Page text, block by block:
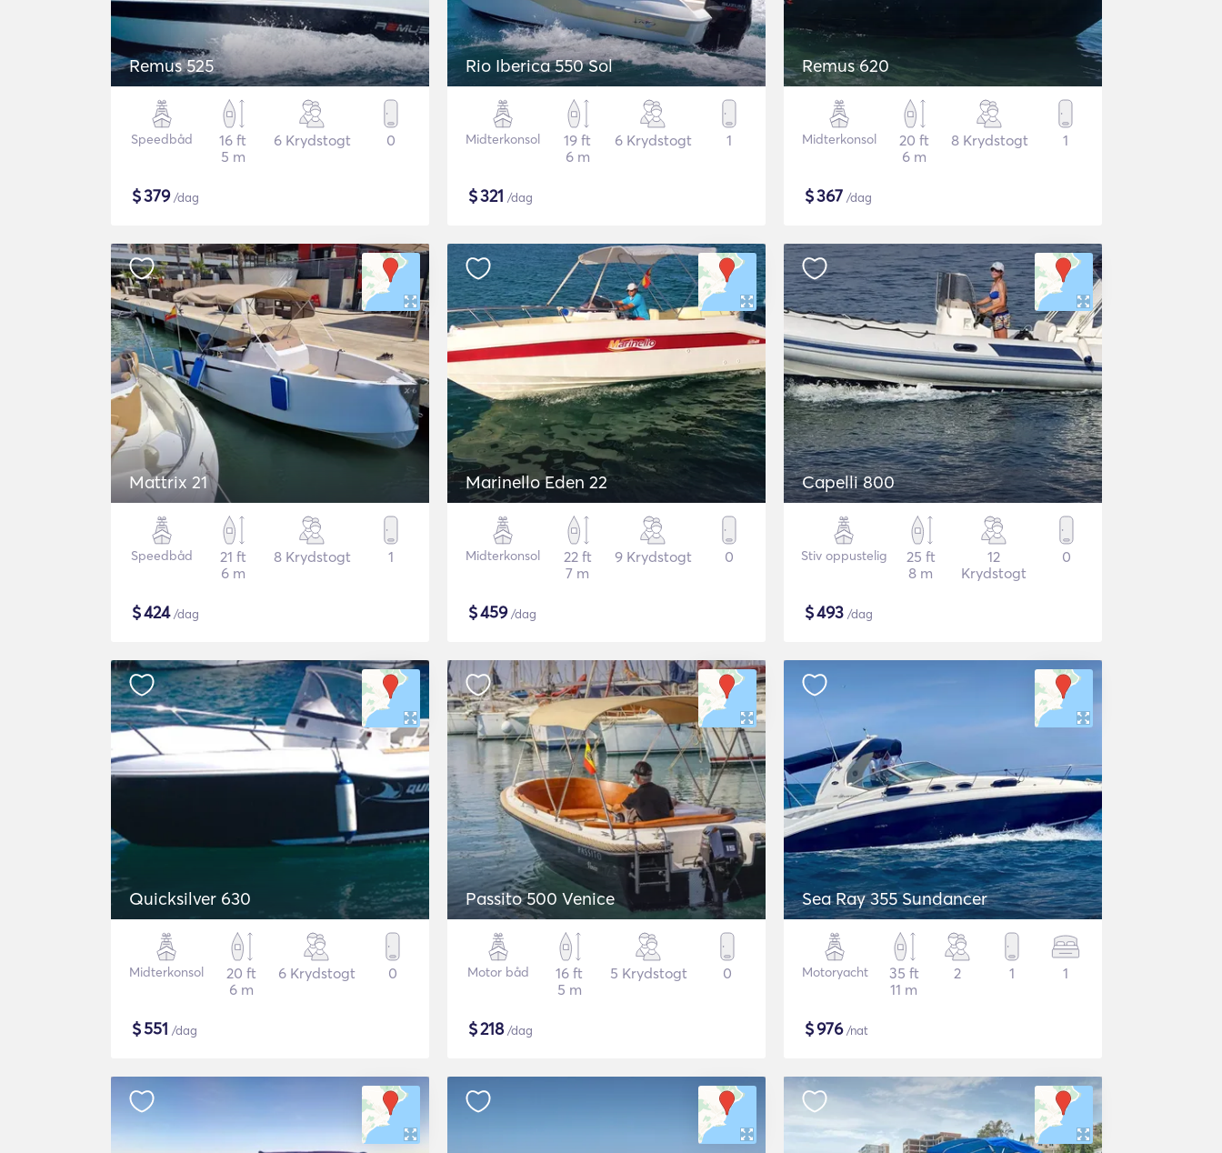
Remus 525
Speedbåd
16 ft
5 m
6 Krydstogt 0
$379/dag
Rio Iberica 550 Sol
Midterkonsol
19 ft
6 m
6 Krydstogt 1
$321 /dag
Remus 620
Midterkonsol
20 ft
6 m
8 Krydstogt 1
$367 /dag
Mattrix 21
Speedbåd
21 ft
6 m
8 Krydstogt 1
$424/dag
Marinello Eden 22
Midterkonsol
22 ft
7 m
9 Krydstogt 0
$459/dag
Capelli 800
Stiv oppustelig
25 ft
8 m
12
Krydstogt
0
$493 /dag
Quicksilver 630
Midterkonsol
20 ft
6 m
6 Krydstogt 0
$551 /dag
Passito 500 Venice
Motor båd
16 ft
5 m
5 Krydstogt 0
$218/dag
Sea Ray 355 Sundancer
Motoryacht
35 ft
11 m
2 1 1
$976/nat